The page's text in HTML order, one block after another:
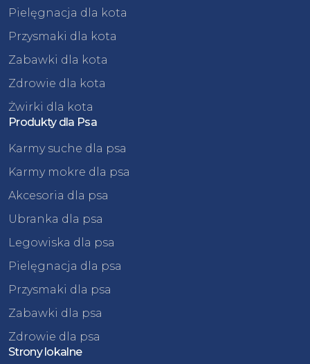
Pielęgnacja dla kota
Przysmaki dla kota
Zabawki dla kota
Zdrowie dla kota
Żwirki dla kota
Produkty dla Psa
Karmy suche dla psa
Karmy mokre dla psa
Akcesoria dla psa
Ubranka dla psa
Legowiska dla psa
Pielęgnacja dla psa
Przysmaki dla psa
Zabawki dla psa
Zdrowie dla psa
Strony lokalne